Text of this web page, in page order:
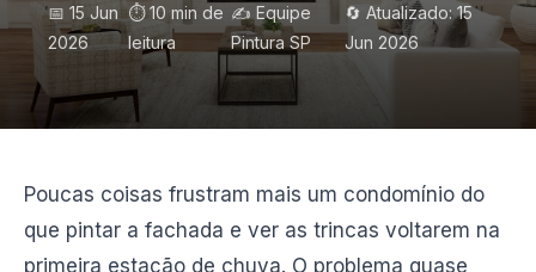
📅 15 Jun
2026
⏱️ 10 min de
leitura
✍️ Equipe
Pintura SP
🔄 Atualizado: 15
Jun 2026
Poucas coisas frustram mais um condomínio do
que pintar a fachada e ver as trincas voltarem na
primeira estação de chuva. O problema quase